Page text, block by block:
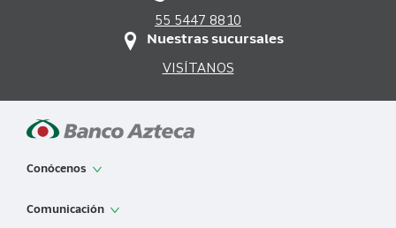
55 5447 8810
Nuestras sucursales
VISÍTANOS
Conócenos
App de Banco Azteca
Comunicación